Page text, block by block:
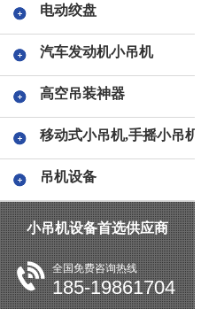
电动绞盘
汽车发动机小吊机
高空吊装神器
移动式小吊机,手摇小吊机
吊机设备
小吊机设备首选供应商
全国免费咨询热线
185-19861704